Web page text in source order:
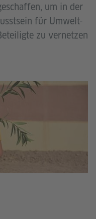
um in der
für Umwelt-
zu vernetzen